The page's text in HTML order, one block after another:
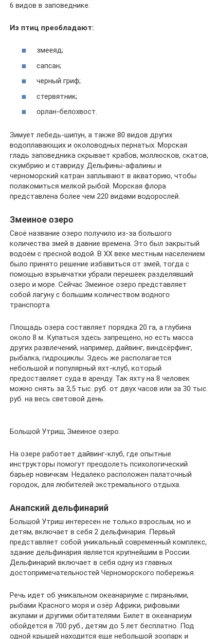
6 видов в заповеднике.
Из птиц преобладают:
змееяд;
сапсан;
черный гриф;
стервятник;
орлан-белохвост.
Зимует лебедь-шипун, а также 80 видов других
водоплавающих и околоводных пернатых. Морская
гладь заповедника скрывает крабов, моллюсков, скатов,
скумбрию и ставриду. Дельфины-афалины и
черноморский катран заплывают в акваторию, чтобы
полакомиться мелкой рыбой. Морская флора
представлена более чем 220 видами водорослей.
Змеиное озеро
Своё название озеро получило из-за большого
количества змей в давние времена. Это был закрытый
водоём с пресной водой. В XX веке местным населением
было принято решение избавиться от змей, тогда с
помощью взрывчатки убрали перешеек разделявший
озеро и море. Сейчас Змеиное озеро представляет
собой лагуну с большим количеством водного
транспорта.
Площадь озера составляет порядка 20 га, а глубина
около 8 м. Купаться здесь запрещено, но есть масса
других развлечений, например, дайвинг, виндсёрфинг,
рыбалка, гидроциклы. Здесь же располагается
небольшой и популярный яхт-клуб, который
предоставляет суда в аренду. Так яхту на 8 человек
можно снять за 3,5 тыс. руб. от двух часов или за 30 тыс.
руб. на весь световой день.
Большой Утриш, Змеиное озеро.
На озере работает дайвинг-клуб, где опытные
инструкторы помогут преодолеть психологический
барьер новичкам. Недалеко расположен палаточный
городок, для любителей экстремального отдыха.
Анапский дельфинарий
Большой Утриш интересен не только взрослым, но и
детям, включает в себя 2 дельфинария. Первый
представляет собой уникальный современный комплекс,
здание дельфинария является крупнейшим в России.
Дельфинарий включает в себя одну из главных
достопримечательностей Черноморского побережья.
Речь идет об уникальном океанариуме с пираньями,
рыбами Красного моря и озёр Африки, рифовыми
акулами и другими обитателями. Билет в океанариум
обойдется в 700 руб., детям до 5 лет бесплатно. Под
одной крышей находится еще небольшой зоопарк и